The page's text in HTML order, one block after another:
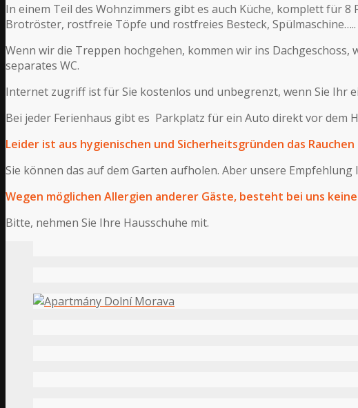
In einem Teil des Wohnzimmers gibt es auch Küche, komplett für
Brotröster, rostfreie Töpfe und rostfreies Besteck, Spülmaschine…..
Wenn wir die Treppen hochgehen, kommen wir ins
separates WC.
Internet zugriff ist für Sie kostenlos und unbegrenzt, wenn Sie Ihr
Bei jeder Ferienhaus gibt es Parkplatz für ein Auto direkt vor dem
Leider ist aus hygienischen und Sicherheitsgründen das
Sie können das auf dem Garten aufholen. Aber unsere
Wegen möglichen Allergien anderer Gäste, besteht bei uns
Bitte, nehmen Sie Ihre Hausschuhe mit.